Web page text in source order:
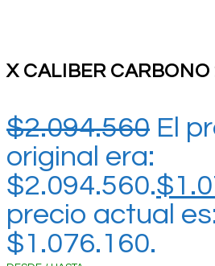
X CALIBER CARBONO
$2.094.560 El
original era:
$2.094.560.$
precio actual
$1.076.160.